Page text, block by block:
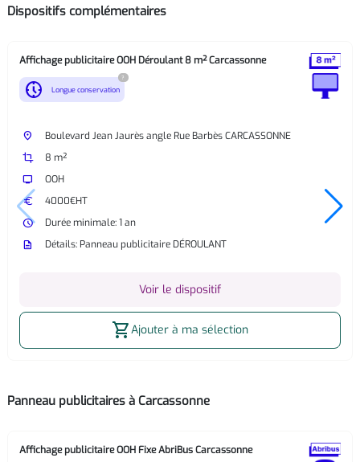
Dispositifs complémentaires
Affichage publicitaire OOH Déroulant 8 m² Carcassonne
nest_clock_farsight_analog Longue conservation
?
place
Boulevard Jean Jaurès angle Rue Barbès CARCASSONNE
crop
8 m²
tv
OOH
euro
4000€HT
watch_later
Durée minimale: 1 an
description
Détails: Panneau publicitaire DÉROULANT
Voir le dispositif
shopping_cartAjouter à ma sélection
Panneau publicitaires à Carcassonne
Affichage publicitaire OOH Fixe AbriBus Carcassonne